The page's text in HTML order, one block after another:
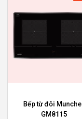
Bếp từ đôi
GM8115